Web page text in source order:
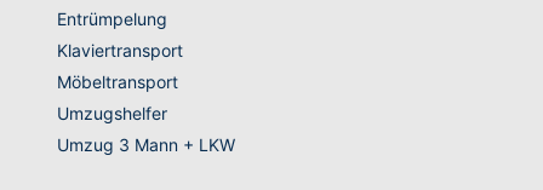
Entrümpelung
Klaviertransport
Möbeltransport
Umzugshelfer
Umzug 3 Mann + LKW